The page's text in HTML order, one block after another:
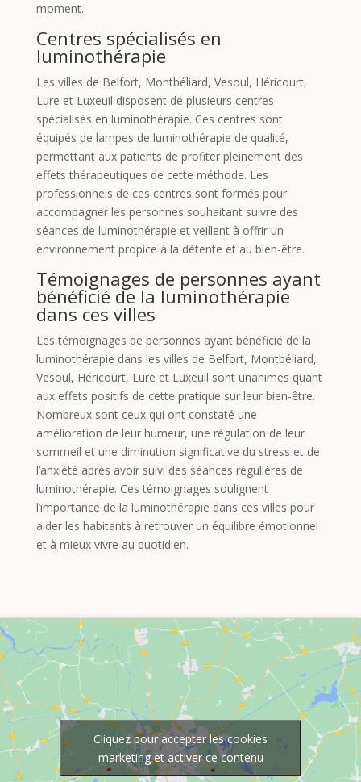
moment.
Centres spécialisés en
luminothérapie
Les villes de Belfort, Montbéliard, Vesoul, Héricourt,
Lure et Luxeuil disposent de plusieurs centres
spécialisés en luminothérapie. Ces centres sont
équipés de lampes de luminothérapie de qualité,
permettant aux patients de profiter pleinement des
effets thérapeutiques de cette méthode. Les
professionnels de ces centres sont formés pour
accompagner les personnes souhaitant suivre des
séances de luminothérapie et veillent à offrir un
environnement propice à la détente et au bien-être.
Témoignages de personnes ayant
bénéficié de la luminothérapie
dans ces villes
Les témoignages de personnes ayant bénéficié de la
luminothérapie dans les villes de Belfort, Montbéliard,
Vesoul, Héricourt, Lure et Luxeuil sont unanimes quant
aux effets positifs de cette pratique sur leur bien-être.
Nombreux sont ceux qui ont constaté une
amélioration de leur humeur, une régulation de leur
sommeil et une diminution significative du stress et de
l’anxiété après avoir suivi des séances régulières de
luminothérapie. Ces témoignages soulignent
l’importance de la luminothérapie dans ces villes pour
aider les habitants à retrouver un équilibre émotionnel
et à mieux vivre au quotidien.
Cliquez pour accepter les cookies
marketing et activer ce contenu